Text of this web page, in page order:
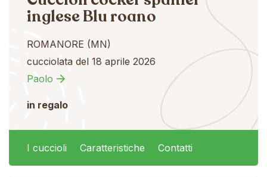
inglese Blu roano
ROMANORE (MN)
cucciolata del 18 aprile 2026
Paolo
in regalo
I cuccioli Caratteristiche Contatti